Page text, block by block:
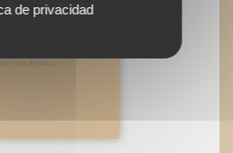
de privacidad